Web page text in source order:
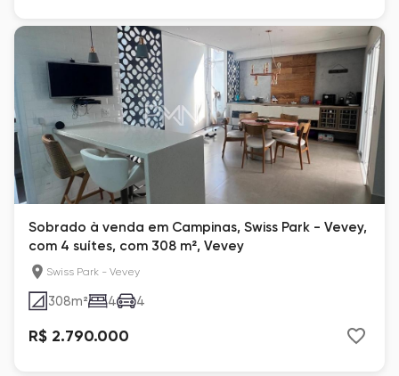
Sobrado à venda em Campinas, Swiss Park - Vevey,
com 4 suítes, com 308 m², Vevey
Swiss Park - Vevey
308m² 4 4
R$ 2.790.000